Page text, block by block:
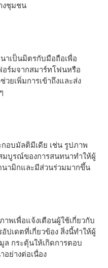
งชุมชน
าเป็นมิตรกับมือถือเพื่อ
อร์มจากสมาร์ทโฟนหรือ
ยเพิ่มการเข้าถึงและส่ง
อบมัลติมีเดีย เช่น รูปภาพ
มบูรณ์ของการสนทนาทําให้ผู้
ามิกและมีส่วนร่วมมากขึ้น
พเพื่อแจ้งเตือนผู้ใช้เกี่ยวกับ
ปเดตที่เกี่ยวข้อง สิ่งนี้ทําให้ผู้
ล กระตุ้นให้เกิดการตอบ
อย่างต่อเนื่อง